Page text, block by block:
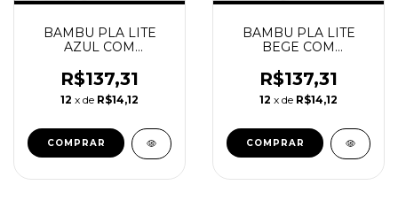
BAMBU PLA LITE
AZUL COM
REUTILIZAVEL
BAMBU
R$137,31
12 x de R$14,12
BAMBU PLA LITE
BEGE COM
REUTILIZAVEL
BAMBU
R$137,31
12 x de R$14,12